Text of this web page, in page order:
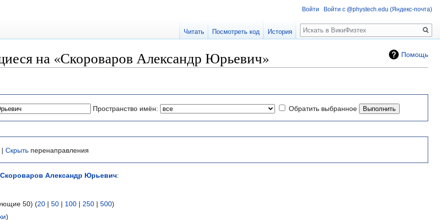
Помощь
на «Скороваров Александр Юрьевич»
Пространство имён: Обратить выбранное
Скрыть перенаправления
Скороваров Александр Юрьевич:
50) (20 | 50 | 100 | 250 | 500)
)
Войти Войти с @phystech.edu (Яндекс-почта)
Читать Посмотреть код История
Поиск